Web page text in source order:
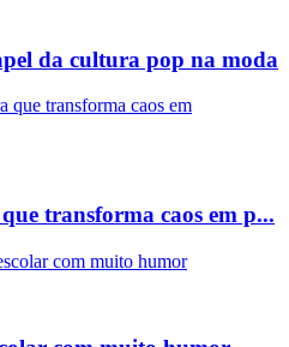
da cultura pop na moda
transforma caos em p...